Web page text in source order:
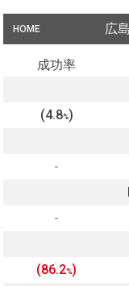
HOME 広島
成功率
(4.8%)
-
-
(86.2%)